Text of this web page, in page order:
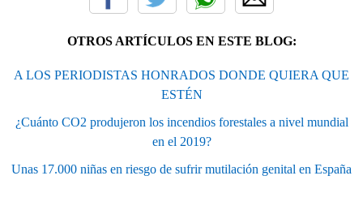
OTROS ARTÍCULOS EN ESTE BLOG:
A LOS PERIODISTAS HONRADOS DONDE QUIERA QUE
ESTÉN
¿Cuánto CO2 produjeron los incendios forestales a nivel mundial
en el 2019?
Unas 17.000 niñas en riesgo de sufrir mutilación genital en España